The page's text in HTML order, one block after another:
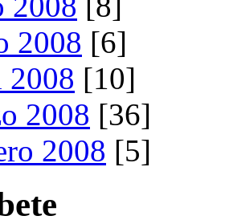
2008 [6]
[10]
2008 [36]
2008 [5]